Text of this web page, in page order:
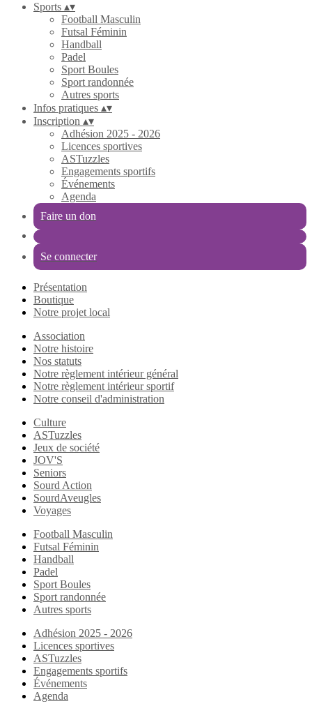
Sports ▴▾
Football Masculin
Futsal Féminin
Handball
Padel
Sport Boules
Sport randonnée
Autres sports
Infos pratiques ▴▾
Inscription ▴▾
Adhésion 2025 - 2026
Licences sportives
ASTuzzles
Engagements sportifs
Événements
Agenda
Faire un don
Se connecter
Présentation
Boutique
Notre projet local
Association
Notre histoire
Nos statuts
Notre règlement intérieur général
Notre règlement intérieur sportif
Notre conseil d'administration
Culture
ASTuzzles
Jeux de société
JOV'S
Seniors
Sourd Action
SourdAveugles
Voyages
Football Masculin
Futsal Féminin
Handball
Padel
Sport Boules
Sport randonnée
Autres sports
Adhésion 2025 - 2026
Licences sportives
ASTuzzles
Engagements sportifs
Événements
Agenda